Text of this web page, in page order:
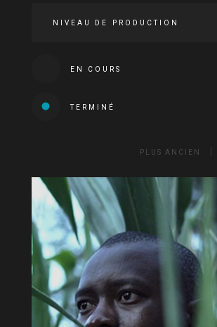
NIVEAU DE PRODUCTION
EN COURS
TERMINÉ
PLUS ANCIEN